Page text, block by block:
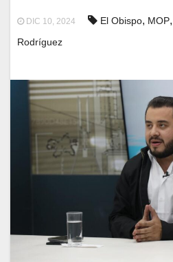
DIC 10, 2024 El Obispo, MOP,
Rodríguez